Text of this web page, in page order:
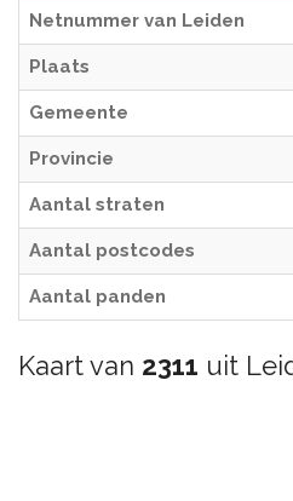
Netnummer van Leiden
Plaats
Gemeente
Provincie
Aantal straten
Aantal postcodes
Aantal panden
Kaart van 2311 uit